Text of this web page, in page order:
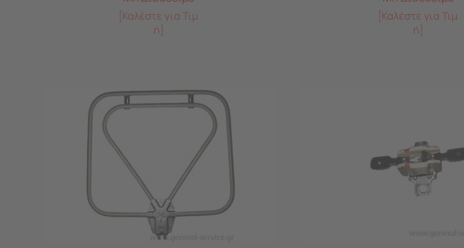
[Καλέστε για Τιμ
ή]
[Καλέστε για Τιμ
ή]